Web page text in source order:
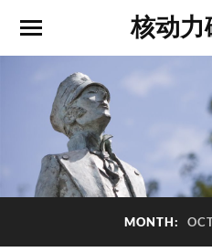
核动
MONTH: